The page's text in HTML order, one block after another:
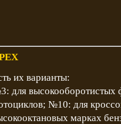
их варианты:
для высокооборотистых
№10: для
марках